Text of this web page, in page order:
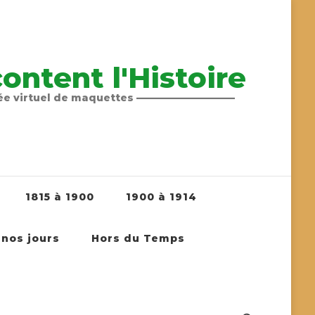
l'Histoire
virtuel de maquettes ——————————
1815 à 1900 1900 à 1914
nos jours Hors du Temps